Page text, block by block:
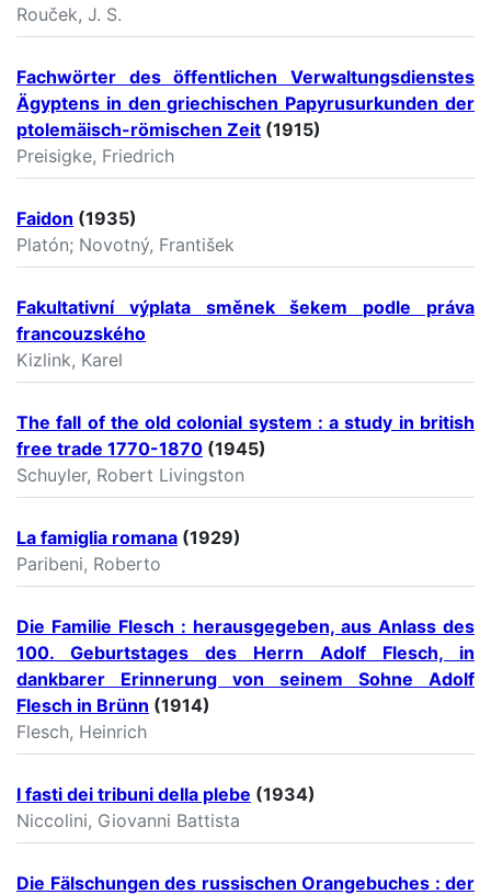
Rouček, J. S.
Fachwörter des öffentlichen Verwaltungsdienstes
Ägyptens in den griechischen Papyrusurkunden der
ptolemäisch-römischen Zeit (1915)
Preisigke, Friedrich
Faidon (1935)
Platón; Novotný, František
Fakultativní výplata směnek šekem podle práva
francouzského
Kizlink, Karel
The fall of the old colonial system : a study in british
free trade 1770-1870 (1945)
Schuyler, Robert Livingston
La famiglia romana (1929)
Paribeni, Roberto
Die Familie Flesch : herausgegeben, aus Anlass des
100. Geburtstages des Herrn Adolf Flesch, in
dankbarer Erinnerung von seinem Sohne Adolf
Flesch in Brünn (1914)
Flesch, Heinrich
I fasti dei tribuni della plebe (1934)
Niccolini, Giovanni Battista
Die Fälschungen des russischen Orangebuches : der